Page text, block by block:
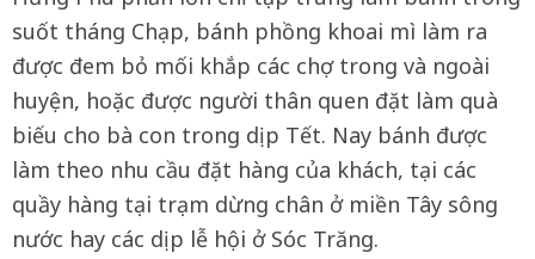
suốt tháng Chạp, bánh phồng khoai mì làm ra
được đem bỏ mối khắp các chợ trong và ngoài
huyện, hoặc được người thân quen đặt làm quà
biếu cho bà con trong dịp Tết. Nay bánh được
làm theo nhu cầu đặt hàng của khách, tại các
quầy hàng tại trạm dừng chân ở miền Tây sông
nước hay các dịp lễ hội ở Sóc Trăng.